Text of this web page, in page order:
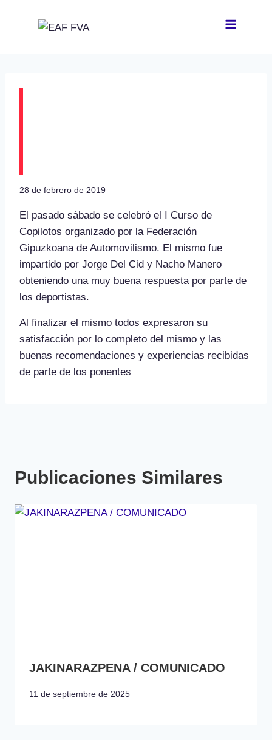
28 de febrero de 2019
El pasado sábado se celebró el I Curso de
Copilotos organizado por la Federación
Gipuzkoana de Automovilismo. El mismo fue
impartido por Jorge Del Cid y Nacho Manero
obteniendo una muy buena respuesta por parte de
los deportistas.
Al finalizar el mismo todos expresaron su
satisfacción por lo completo del mismo y las
buenas recomendaciones y experiencias recibidas
de parte de los ponentes
Publicaciones Similares
JAKINARAZPENA / COMUNICADO
11 de septiembre de 2025